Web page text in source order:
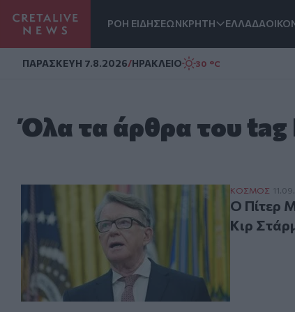
ΡΟΗ ΕΙΔΗΣΕΩΝΚΡΗΤΗ ΕΛΛΑΔΑ
ΠΑΡΑΣΚΕΥΗ 7.8.2026/ΗΡΑΚΛΕΙΟ 30 °C
Όλα τα άρθρα του tag
Ο Πίτερ
ΚΟΣΜΟΣ
Ο Πίτερ
Κιρ